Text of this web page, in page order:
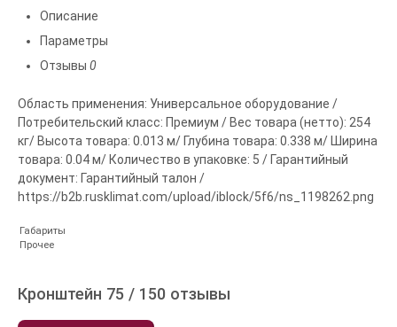
Описание
Параметры
Отзывы 0
Область применения: Универсальное оборудование /
Потребительский класс: Премиум / Вес товара (нетто): 254
кг/ Высота товара: 0.013 м/ Глубина товара: 0.338 м/ Ширина
товара: 0.04 м/ Количество в упаковке: 5 / Гарантийный
документ: Гарантийный талон /
https://b2b.rusklimat.com/upload/iblock/5f6/ns_1198262.png
Габариты
Прочее
Кронштейн 75 / 150 отзывы